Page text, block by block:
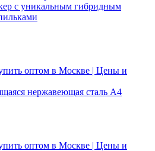
с уникальным гибридным
нержавеющая сталь A4